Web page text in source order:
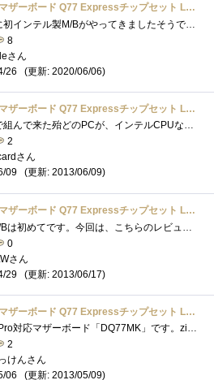
ボード Q77 Expressチップセット LGA1155 BOXDQ77MK 【Micro-ATX】
8
さん
26
(更新: 2020/06/06)
ボード Q77 Expressチップセット LGA1155 BOXDQ77MK 【Micro-ATX】
2
さん
09
(更新: 2013/06/09)
ボード Q77 Expressチップセット LGA1155 BOXDQ77MK 【Micro-ATX】
0
さん
29
(更新: 2013/06/17)
ボード Q77 Expressチップセット LGA1155 BOXDQ77MK 【Micro-ATX】
2
けんさん
06
(更新: 2013/05/09)